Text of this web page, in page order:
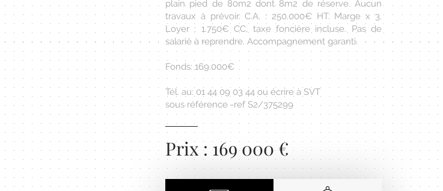
plain pied de 80m2 dont 8m2 de réserve. Aucun
travaux à prévoir. C.A. : 250.000€ HT. Marge x 3.
Loyer : 1.750€ CC, taxe foncière incluse. Pas de
salarié à reprendre. Accompagnement garanti.
Fonds: 169.000€
Tél. au: 01 44 09 03 44 ou écrire à SVT
sous référence -ref S2/375299
Prix : 169 000 €